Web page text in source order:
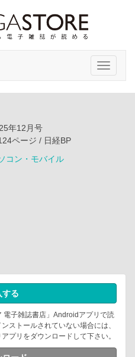
Toggle
年12月号
ページ / 日経BP
コン・モバイル
する
電子雑誌書店」Androidアプリで読
ストールされていない場合には、
プリをダウンロードして下さい。